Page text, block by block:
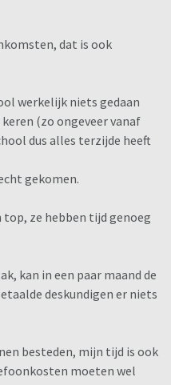
dat is ook
werkelijk niets gedaan
(zo ongeveer vanaf
dus alles terzijde heeft
gekomen.
ze hebben tijd genoeg
kan in een paar maand de
deskundigen er niets
besteden, mijn tijd is ook
moeten wel